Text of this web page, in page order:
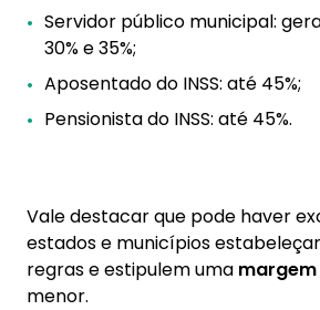
Servidor público municipal:
30% e 35%;
Aposentado do INSS: até 45%;
Pensionista do INSS: até 45%.
Vale destacar que pode haver
estados e municípios
regras e estipulem uma
menor.